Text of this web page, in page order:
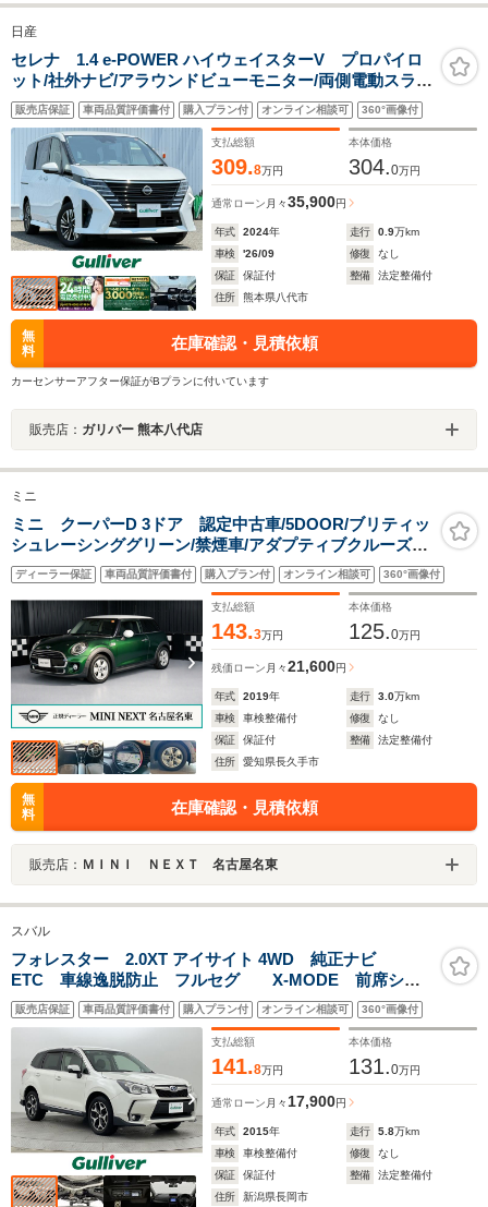
日産
セレナ 1.4 e-POWER ハイウェイスターV プロパイロ
ット/社外ナビ/アラウンドビューモニター/両側電動スライ
ド/ハンズフリー開閉/追従クルーズコントロール/LEDオー
トライト/デジタルインナーミラー/ETC/16AW/禁煙車
販売店保証 車両品質評価書付 購入プラン付 オンライン相談可 360°画像付
支払総額
309.8万円
本体価格
304.0万円
通常ローン 月々35,900円
年式 2024年 走行 0.9万km
車検
'26/09 修復
なし
保証
保証付 整備
法定整備付
住所
熊本県八代市
無
料
在庫確認・見積依頼
カーセンサーアフター保証がBプランに付いています
販売店： ガリバー 熊本八代店
ミニ
ミニ クーパーD 3ドア 認定中古車/5DOOR/ブリティッ
シュレーシンググリーン/禁煙車/アダプティブクルーズコ
ントロール/衝突軽減ブレーキ/純正ナビゲーション/純正バ
ックカメラ
ディーラー保証 車両品質評価書付 購入プラン付 オンライン相談可 360°画像付
支払総額
143.3万円
本体価格
125.0万円
残価ローン 月々21,600円
年式 2019年 走行 3.0万km
車検
車検整備付 修復
なし
保証
保証付 整備
法定整備付
住所
愛知県長久手市
無
料
在庫確認・見積依頼
販売店： ＭＩＮＩ ＮＥＸＴ 名古屋名東
スバル
フォレスター 2.0XT アイサイト 4WD 純正ナビ
ETC 車線逸脱防止 フルセグ X-MODE 前席シー
トヒーター レーダークルーズコントロール
Bluetooth バックカメラ 衝突軽減ブレーキ
販売店保証 車両品質評価書付 購入プラン付 オンライン相談可 360°画像付
支払総額
141.8万円
本体価格
131.0万円
通常ローン 月々17,900円
年式 2015年 走行 5.8万km
車検
車検整備付 修復
なし
保証
保証付 整備
法定整備付
住所
新潟県長岡市